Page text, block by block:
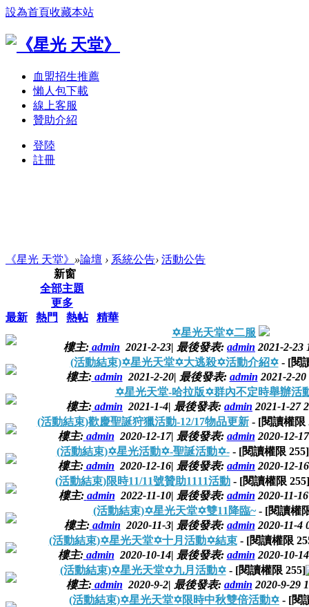
設為首頁收藏本站
血盟招生推薦
懶人包下載
線上客服
贊助介紹
登陸
註冊
《星光 天堂》 »論壇 › 系統公告› 活動公告
新窗
全部主題
更多
最新
熱門 熱帖
精華
✡星光天堂✡二服
樓主: admin 2021-2-23| 最後發表: admin 2021-2-23
(活動結束)✡星光天堂✡大逃殺✡活動介紹✡- [閱
樓主: admin 2021-2-20| 最後發表: admin 2021-2-20
✡星光天堂-哈拉版✡群內不定時舉辦活
樓主: admin 2021-1-4| 最後發表: admin 2021-1-27
(活動結束)歡慶聖誕狩獵活動-12/17物品更新- [閱讀權限
樓主: admin 2020-12-17| 最後發表: admin 2020-12-
(活動結束)✡星光活動✡-聖誕活動✡-- [閱讀權限 255]
樓主: admin 2020-12-16| 最後發表: admin 2020-12-
(活動結束)限時11/11號贊助1111活動 - [閱讀權限 255]
樓主: admin 2022-11-10| 最後發表: admin 2020-11-
(活動結束)✡星光天堂✡雙11降臨~- [閱讀權
樓主: admin 2020-11-3| 最後發表: admin 2020-11-4
(活動結束)✡星光天堂✡十月活動✡結束- [閱讀權限
樓主: admin 2020-10-14| 最後發表: admin 2020-10-
(活動結束)✡星光天堂✡九月活動✡- [閱讀權限 255]
樓主: admin 2020-9-2| 最後發表: admin 2020-9-29
(活動結束)✡星光天堂✡限時中秋雙倍活動✡ - [閱